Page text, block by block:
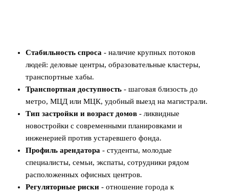
Стабильность спроса - наличие крупных потоков
людей: деловые центры, образовательные кластеры,
транспортные хабы.
Транспортная доступность - шаговая близость до
метро, МЦД или МЦК, удобный выезд на магистрали.
Тип застройки и возраст домов - ликвидные
новостройки с современными планировками и
инженерией против устаревшего фонда.
Профиль арендатора - студенты, молодые
специалисты, семьи, экспаты, сотрудники рядом
расположенных офисных центров.
Регуляторные риски - отношение города к